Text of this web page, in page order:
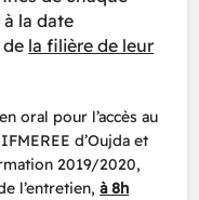
la date
la filière de leur
oral pour l’accès au
d’Oujda et
2019/2020,
l’entretien,à 8h